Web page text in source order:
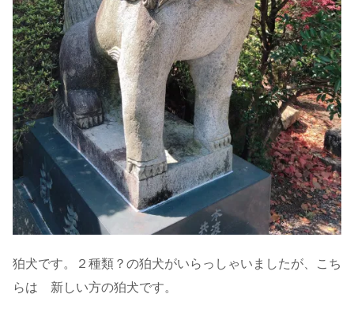
狛犬です。２種類？の狛犬がいらっしゃいましたが、こち
らは 新しい方の狛犬です。